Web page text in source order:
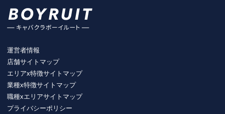
運営者情報
店舗サイトマップ
エリアx特徴サイトマップ
業種x特徴サイトマップ
職種xエリアサイトマップ
プライバシーポリシー